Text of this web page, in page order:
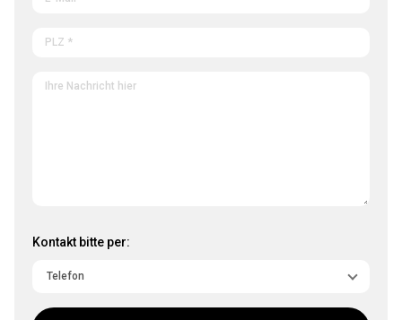
Kontakt bitte per: